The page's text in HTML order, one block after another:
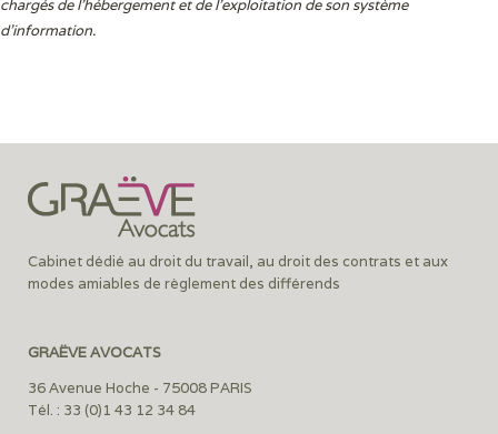
chargés de l’hébergement et de l’exploitation de son système
d’information.
Cabinet dédié au droit du travail, au droit des contrats et aux
modes amiables de règlement des différends
GRAËVE AVOCATS
36 Avenue Hoche - 75008 PARIS
Tél. : 33 (0)1 43 12 34 84